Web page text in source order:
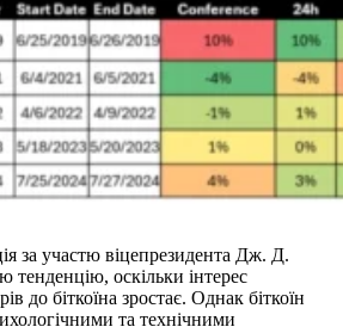
за участю віцепрезидента Дж. Д.
оскільки інтерес
до біткоїна зростає. Однак біткоїн
та технічними